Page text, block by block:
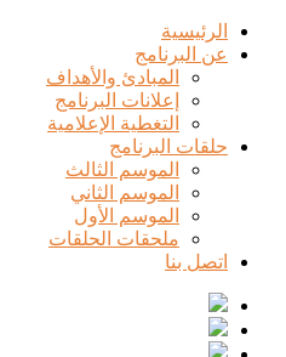
الرئيسية
عن البرنامج
المبادئ والأهداف
إعلانات البرنامج
التغطية الإعلامية
حلقات البرنامج
الموسم الثالث
الموسم الثاني
الموسم الأول
ملحقات الحلقات
اتصل بنا